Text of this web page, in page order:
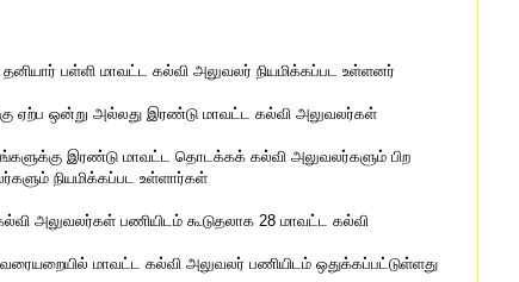
பள்ளி மாவட்ட கல்வி அலுவலர் நியமிக்கப்பட உள்ளனர்
ஏற்ப ஒன்று அல்லது இரண்டு மாவட்ட கல்வி அலுவலர்கள்
இரண்டு மாவட்ட தொடக்கக் கல்வி அலுவலர்களும் பிற
நியமிக்கப்பட உள்ளார்கள்
அலுவலர்கள் பணியிடம் கூடுதலாக 28 மாவட்ட கல்வி
மாவட்ட கல்வி அலுவலர் பணியிடம் ஒதுக்கப்பட்டுள்ளது